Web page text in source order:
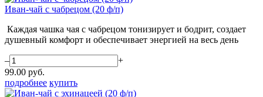
Иван-чай с чабрецом (20 ф/п)
Каждая чашка чая с чабрецом тонизирует и бодрит, создает
душевный комфорт и обеспечивает энергией на весь день
–
+
99.00 руб.
подробнее купить